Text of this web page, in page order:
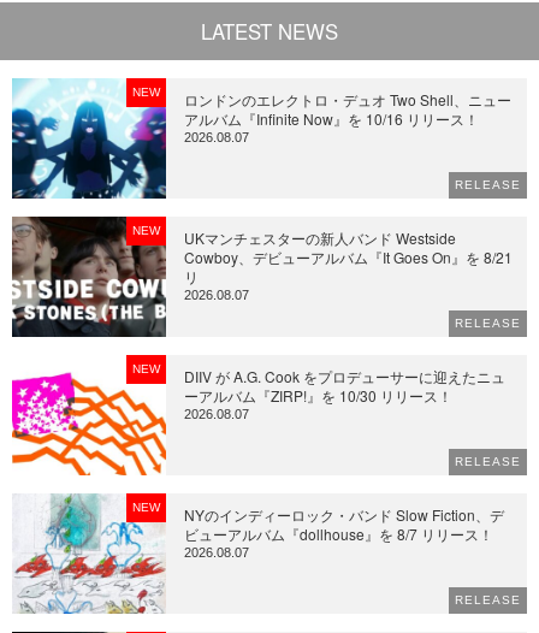
LATEST NEWS
NEW
ロンドンのエレクトロ・デュオ Two Shell、ニュー
アルバム『Infinite Now』を 10/16 リリース！
2026.08.07
RELEASE
NEW
UKマンチェスターの新人バンド Westside
Cowboy、デビューアルバム『It Goes On』を 8/21
リ
2026.08.07
RELEASE
NEW
DIIV が A.G. Cook をプロデューサーに迎えたニュ
ーアルバム『ZIRP!』を 10/30 リリース！
2026.08.07
RELEASE
NEW
NYのインディーロック・バンド Slow Fiction、デ
ビューアルバム『dollhouse』を 8/7 リリース！
2026.08.07
RELEASE